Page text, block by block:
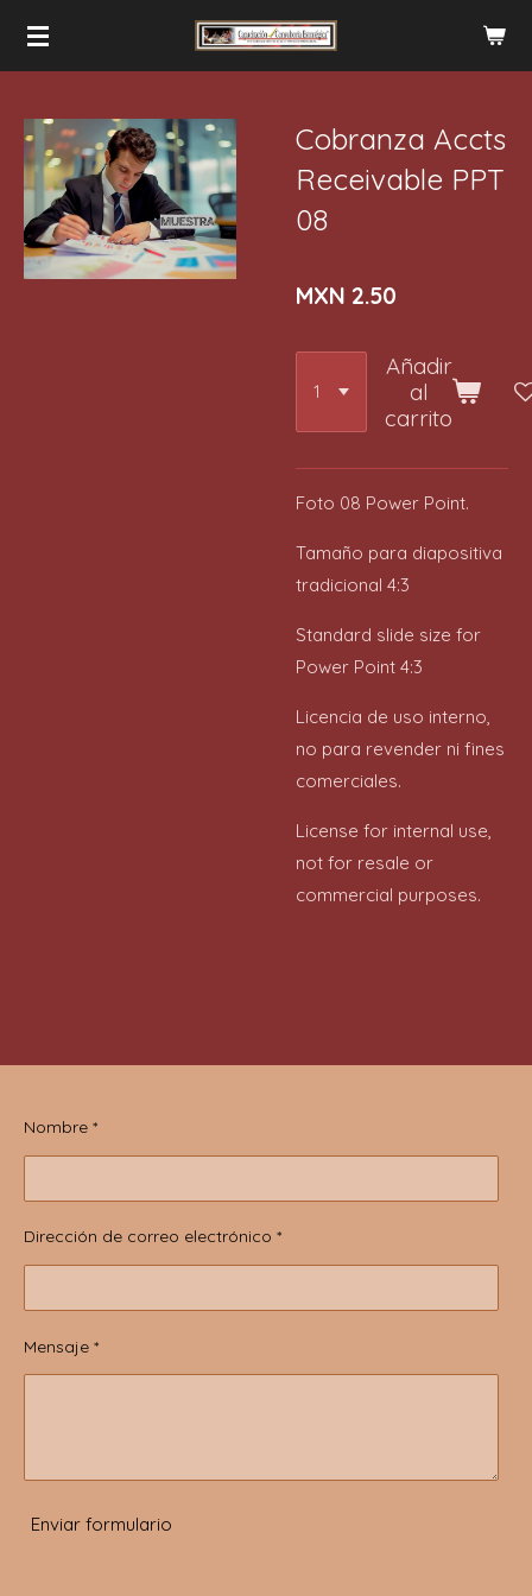
principal
Cobranza Accts
Receivable PPT
08
MXN 2.50
Añadir
al
carrito
Foto 08 Power Point.
Tamaño para diapositiva
tradicional 4:3
Standard slide size for
Power Point 4:3
Licencia de uso interno,
no para revender ni fines
comerciales.
License for internal use,
not for resale or
commercial purposes.
Nombre *
Dirección de correo electrónico *
Mensaje *
Enviar formulario